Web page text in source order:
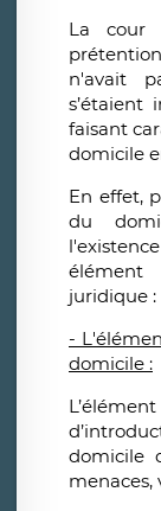
La cour
n'avait
s’étaient
faisant
domicile
En effet,
du
élément
juridique :
-
domicile :
domicile
menaces,